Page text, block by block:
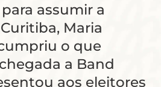
assumir a
Maria
o que
a Band
aos eleitores